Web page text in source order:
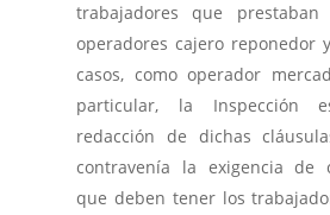
trabajadores que prestaban
operadores cajero reponedor
casos, como operador
particular, la Inspección
redacción de dichas
contravenía la exigencia de
que deben tener los